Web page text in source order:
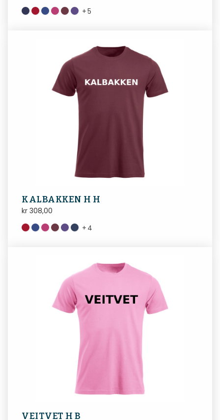
+5
KALBAKKEN H H
kr 308,00
+ 4
VEITVET H B